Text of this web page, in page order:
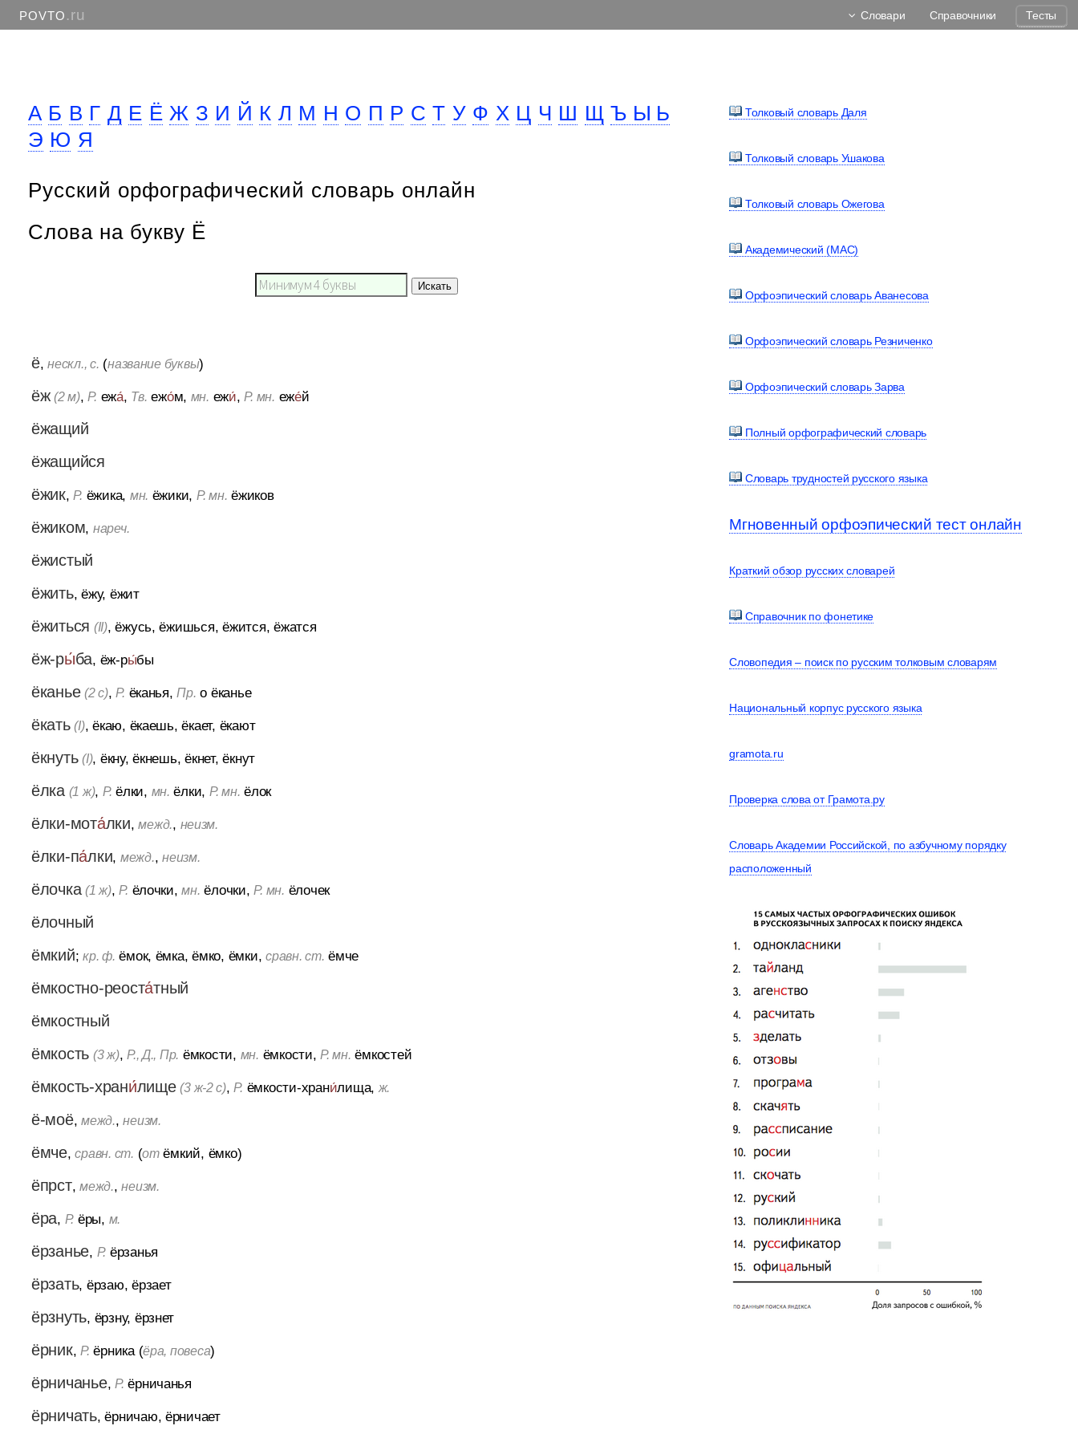
POVTO .ru Словари Справочники Тесты
А Б В Г Д Е Ё Ж З И Й К Л М Н О П Р С Т У Ф Х Ц Ч Ш Щ Ъ Ы Ь
Э Ю Я
Русский орфографический словарь онлайн
Слова на букву Ё
Искать
ё,нескл., с. (название буквы)
ёж (2 м),Р. ежа́, Тв. ежо́м, мн. ежи́,Р. мн. еже́й
ёжащий
ёжащийся
ёжик,Р. ёжика, мн. ёжики, Р. мн. ёжиков
ёжиком, нареч.
ёжистый
ёжить, ёжу, ёжит
ёжиться (II), ёжусь, ёжишься, ёжится, ёжатся
ёж-ры́ба, ёж-ры́бы
ёканье (2 с),Р. ёканья,Пр. о ёканье
ёкать (I), ёкаю, ёкаешь, ёкает, ёкают
ёкнуть (I), ёкну, ёкнешь, ёкнет, ёкнут
ёлка (1 ж), Р. ёлки, мн. ёлки, Р. мн. ёлок
ёлки-мота́лки,межд., неизм.
ёлки-па́лки, межд.,неизм.
ёлочка (1 ж),Р. ёлочки,мн. ёлочки,Р. мн. ёлочек
ёлочный
ёмкий;кр. ф. ёмок, ёмка, ёмко, ёмки,сравн. ст. ёмче
ёмкостно-реоста́тный
ёмкостный
ёмкость (3 ж),Р., Д., Пр. ёмкости, мн. ёмкости,Р. мн. ёмкостей
ёмкость-храни́лище (3 ж-2 с),Р. ёмкости-храни́лища, ж.
ё-моё,межд.,неизм.
ёмче,сравн. ст. (отёмкий, ёмко)
ёпрст,межд.,неизм.
ёра, Р. ёры, м.
ёрзанье, Р. ёрзанья
ёрзать, ёрзаю, ёрзает
ёрзнуть, ёрзну, ёрзнет
ёрник,Р. ёрника (ёра, повеса)
ёрничанье,Р. ёрничанья
ёрничать, ёрничаю, ёрничает
Толковый словарь Даля
Толковый словарь Ушакова
Толковый словарь Ожегова
Академический (МАС)
Орфоэпический словарь Аванесова
Орфоэпический словарь Резниченко
Орфоэпический словарь Зарва
Полный орфографический словарь
Словарь трудностей русского языка
Мгновенный орфоэпический тест онлайн
Краткий обзор русских словарей
Справочник по фонетике
Словопедия – поиск по русским толковым словарям
Национальный корпус русского языка
gramota.ru
Проверка слова от Грамота.ру
Словарь Академии Российской, по азбучному порядку
расположенный